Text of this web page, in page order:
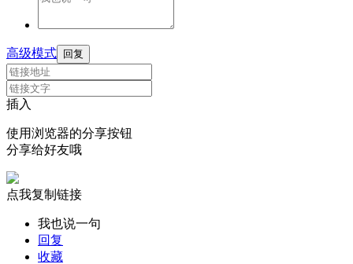
高级模式 回复
插入
使用浏览器的分享按钮
分享给好友哦
点我复制链接
我也说一句
回复
收藏